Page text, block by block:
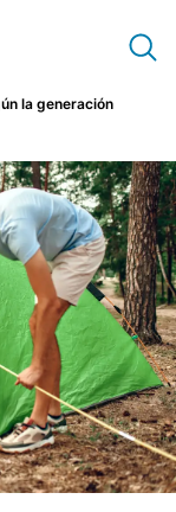
la generación